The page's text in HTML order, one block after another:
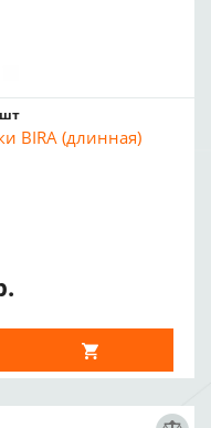
BIRA (длинная)